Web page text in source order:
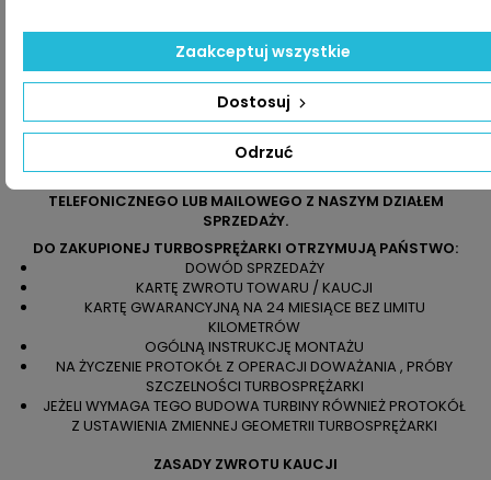
JEŻELI NIE JESTEŚCIE PAŃSTWO PEWNI CO DO WYBRANEGO
PRODUKTU LUB OZNACZENIA Z PAŃSTWA TURBOSPRĘŻARKI
TELEFONICZNEGO LUB MAILOWEGO Z NASZYM DZIAŁEM
SPRZEDAŻY.
DO ZAKUPIONEJ TURBOSPRĘŻARKI OTRZYMUJĄ PAŃSTWO:
DOWÓD SPRZEDAŻY
KARTĘ ZWROTU TOWARU / KAUCJI
KARTĘ GWARANCYJNĄ NA 24 MIESIĄCE BEZ LIMITU
KILOMETRÓW
OGÓLNĄ INSTRUKCJĘ MONTAŻU
NA ŻYCZENIE PROTOKÓŁ Z OPERACJI DOWAŻANIA , PRÓBY
SZCZELNOŚCI TURBOSPRĘŻARKI
JEŻELI WYMAGA TEGO BUDOWA TURBINY RÓWNIEŻ PROTOKÓŁ
Z USTAWIENIA ZMIENNEJ GEOMETRII TURBOSPRĘŻARKI
ZASADY ZWROTU KAUCJI
Odrzuć
Dostosuj
Zaakceptuj wszystkie